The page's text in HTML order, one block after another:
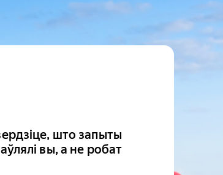
што запыты
вы, а не робат